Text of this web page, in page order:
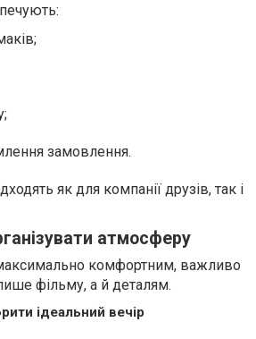
замовлення.
як для компанії друзів, так і
атмосферу
комфортним, важливо
фільму, а й деталям.
ідеальний вечір